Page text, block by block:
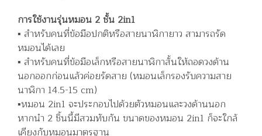
การใช้งานรุ่นหมอน 2 ชั้น 2in1
▪️ สำหรับคนที่ข้อมือปกติหรือสายนาฬิกายาว สามารถรัด
หมอนได้เลย
▪️ สำหรับคนที่ข้อมือเล็กหรือสายนาฬิกาสั้นให้ถอดวงด้าน
นอกออกก่อนแล้วค่อยรัดสาย (หมอนเล็กรองรับความสาย
นาฬิกา 14.5-15 cm)
▪️หมอน 2in1 จะประกอบไปด้วยตัวหมอนและวงด้านนอก
หากนำ 2 ชิ้นนี้มีสวมทับกัน ขนาดของหมอน 2in1 ก็จะใกล้
เคียงกับหมอนมาตรฐาน